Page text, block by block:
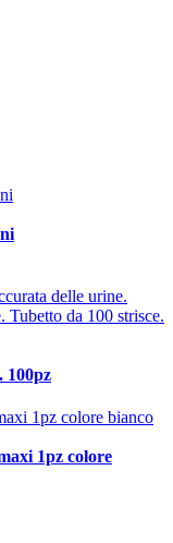
100pz
1pz colore